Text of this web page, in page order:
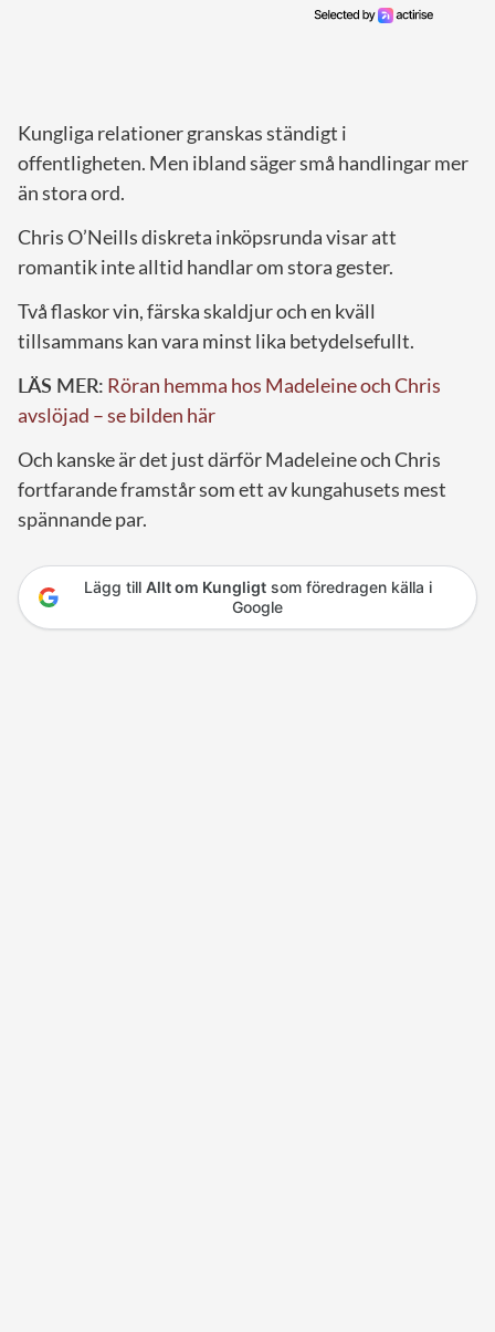
Kungliga relationer granskas ständigt i
offentligheten. Men ibland säger små handlingar mer
än stora ord.
Chris O’Neills diskreta inköpsrunda visar att
romantik inte alltid handlar om stora gester.
Två flaskor vin, färska skaldjur och en kväll
tillsammans kan vara minst lika betydelsefullt.
LÄS MER: Röran hemma hos Madeleine och Chris
avslöjad – se bilden här
Och kanske är det just därför Madeleine och Chris
fortfarande framstår som ett av kungahusets mest
spännande par.
Lägg till Allt om Kungligtsom föredragen källa i
Google